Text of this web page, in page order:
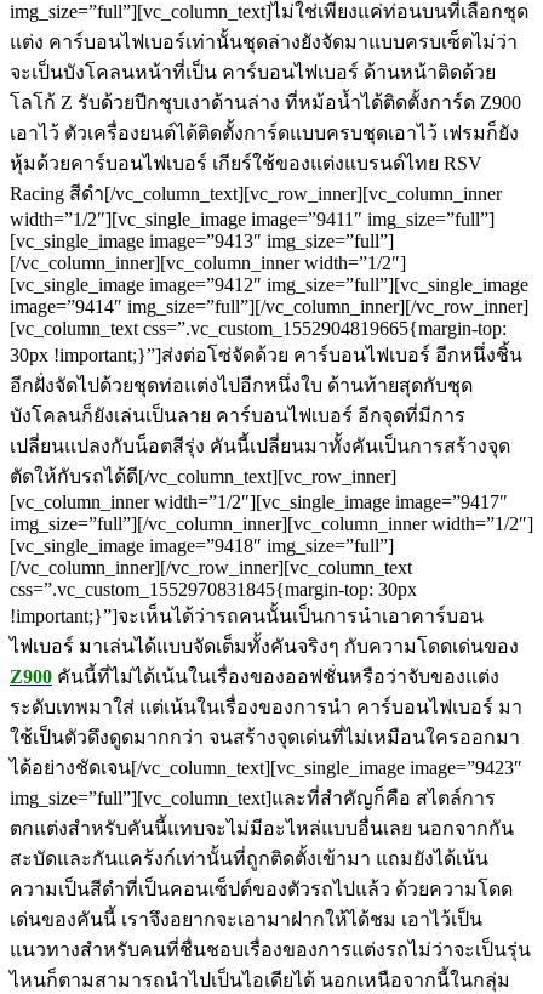
img_size=”full”][vc_column_text]ไม่ใช่เพียงแค่ท่อนบนที่เลือกชุด
แต่ง คาร์บอนไฟเบอร์เท่านั้นชุดล่างยังจัดมาแบบครบเซ็ตไม่ว่า
จะเป็นบังโคลนหน้าที่เป็น คาร์บอนไฟเบอร์ ด้านหน้าติดด้วย
โลโก้ Z รับด้วยปีกชุบเงาด้านล่าง ที่หม้อน้ำได้ติดตั้งการ์ด Z900
เอาไว้ ตัวเครื่องยนต์ได้ติดตั้งการ์ดแบบครบชุดเอาไว้ เฟรมก็ยัง
หุ้มด้วยคาร์บอนไฟเบอร์ เกียร์ใช้ของแต่งแบรนด์ไทย RSV
Racing สีดำ[/vc_column_text][vc_row_inner][vc_column_inner
width=”1/2″][vc_single_image image=”9411″ img_size=”full”]
[vc_single_image image=”9413″ img_size=”full”]
[/vc_column_inner][vc_column_inner width=”1/2″]
[vc_single_image image=”9412″ img_size=”full”][vc_single_image
image=”9414″ img_size=”full”][/vc_column_inner][/vc_row_inner]
[vc_column_text css=”.vc_custom_1552904819665{margin-top:
30px !important;}”]ส่งต่อโซ่จัดด้วย คาร์บอนไฟเบอร์ อีกหนึ่งชิ้น
อีกฝั่งจัดไปด้วยชุดท่อแต่งไปอีกหนึ่งใบ ด้านท้ายสุดกับชุด
บังโคลนก็ยังเล่นเป็นลาย คาร์บอนไฟเบอร์ อีกจุดที่มีการ
เปลี่ยนแปลงกับน็อตสีรุ่ง คันนี้เปลี่ยนมาทั้งคันเป็นการสร้างจุด
ตัดให้กับรถได้ดี[/vc_column_text][vc_row_inner]
[vc_column_inner width=”1/2″][vc_single_image image=”9417″
img_size=”full”][/vc_column_inner][vc_column_inner width=”1/2″]
[vc_single_image image=”9418″ img_size=”full”]
[/vc_column_inner][/vc_row_inner][vc_column_text
css=”.vc_custom_1552970831845{margin-top: 30px
!important;}”]จะเห็นได้ว่ารถคนนั้นเป็นการนำเอาคาร์บอน
ไฟเบอร์ มาเล่นได้แบบจัดเต็มทั้งคันจริงๆ กับความโดดเด่นของ
Z900 คันนี้ที่ไม่ได้เน้นในเรื่องของออฟชั่นหรือว่าจับของแต่ง
ระดับเทพมาใส่ แต่เน้นในเรื่องของการนำ คาร์บอนไฟเบอร์ มา
ใช้เป็นตัวดึงดูดมากกว่า จนสร้างจุดเด่นที่ไม่เหมือนใครออกมา
ได้อย่างชัดเจน[/vc_column_text][vc_single_image image=”9423″
img_size=”full”][vc_column_text]และที่สำคัญก็คือ สไตล์การ
ตกแต่งสำหรับคันนี้แทบจะไม่มีอะไหล่แบบอื่นเลย นอกจากกัน
สะบัดและกันแคร้งก์เท่านั้นที่ถูกติดตั้งเข้ามา แถมยังได้เน้น
ความเป็นสีดำที่เป็นคอนเซ็ปต์ของตัวรถไปแล้ว ด้วยความโดด
เด่นของคันนี้ เราจึงอยากจะเอามาฝากให้ได้ชม เอาไว้เป็น
แนวทางสำหรับคนที่ชื่นชอบเรื่องของการแต่งรถไม่ว่าจะเป็นรุ่น
ไหนก็ตามสามารถนำไปเป็นไอเดียได้ นอกเหนือจากนี้ในกลุ่ม